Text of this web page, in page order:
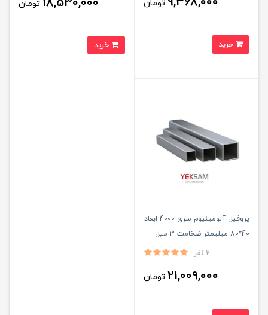
تومان تومان
پروفیل آلومینیوم سری 4000 ابعاد
40*80 میلیمتر ضخامت 3 میل
2 نفر
21,009,000 تومان